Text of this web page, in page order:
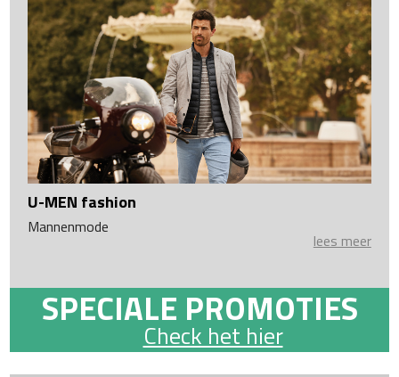
U-MEN fashion
Mannenmode
lees meer
SPECIALE PROMOTIES
Check het hier